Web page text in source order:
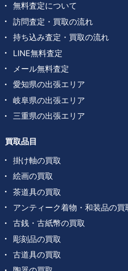
無料査定について
訪問査定・買取の流れ
持ち込み査定・買取の流れ
LINE無料査定
メール無料査定
愛知県の出張エリア
岐阜県の出張エリア
三重県の出張エリア
買取品目
掛け軸の買取
絵画の買取
茶道具の買取
アンティーク着物・和装品の買
古銭・古紙幣の買取
彫刻品の買取
古道具の買取